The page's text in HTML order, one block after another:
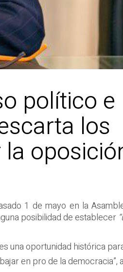
político e
los
1 de mayo en la
posibilidad de establecer
una oportunidad histórica
en pro de la democracia”,